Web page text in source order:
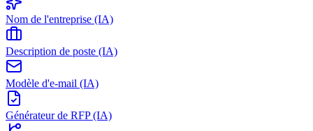
Nom de l'entreprise (IA)
Description de poste (IA)
Modèle d'e-mail (IA)
Générateur de RFP (IA)